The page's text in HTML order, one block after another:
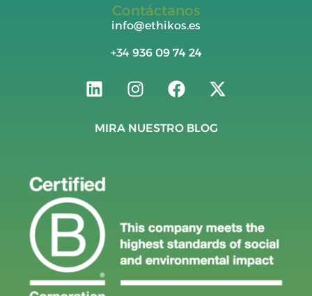
Contáctanos
info@ethikos.es
+34 936 09 74 24
MIRA NUESTRO BLOG